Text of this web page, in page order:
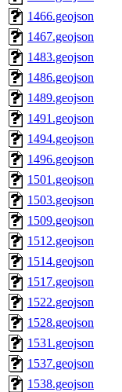
1466.geojson
1467.geojson
1483.geojson
1486.geojson
1489.geojson
1491.geojson
1494.geojson
1496.geojson
1501.geojson
1503.geojson
1509.geojson
1512.geojson
1514.geojson
1517.geojson
1522.geojson
1528.geojson
1531.geojson
1537.geojson
1538.geojson